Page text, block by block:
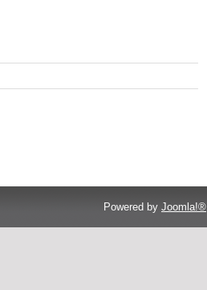
Powered by Joomla!®